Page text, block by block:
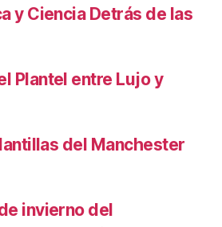
y Ciencia Detrás de las
Plantel entre Lujo y
del Manchester
invierno del